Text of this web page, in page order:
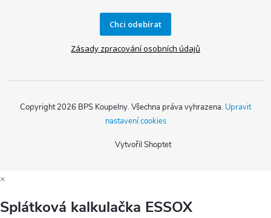
Chci odebírat
Zásady zpracování osobních údajů
Vytvořil Shoptet
Copyright 2026 BPS Koupelny. Všechna práva vyhrazena. Upravit
nastavení cookies
×
Splátková kalkulačka ESSOX